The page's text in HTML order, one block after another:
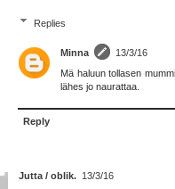
Replies
Minna
13/3/16
Mä haluun tollasen
lähes jo naurattaa.
Reply
Jutta / oblik. 13/3/16